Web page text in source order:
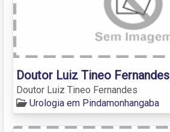
Doutor Luiz Tineo Fernandes
Doutor Luiz Tineo Fernandes
Urologia em Pindamonhangaba